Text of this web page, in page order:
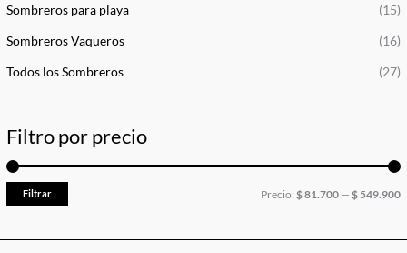
Sombreros para playa (15)
Sombreros Vaqueros (16)
Todos los Sombreros (27)
Filtro por precio
Filtrar Precio: $ 81.700— $ 549.900